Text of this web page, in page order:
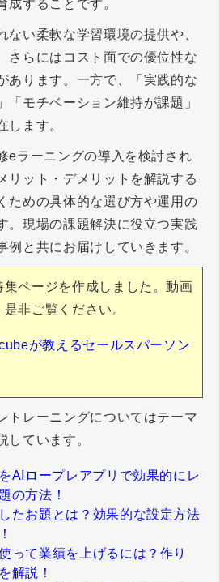
成することです。
ない柔軟な学習環境の提供や、
さらにはコスト面での優位性な
あります。一方で、「実践的な
「モチベーション維持が課題」
します。
eラーニングの導入を検討され
リット・デメリットを解説する
ための具体的な選び方や運用の
。現場の課題解決に役立つ実践
例と共にお届けしていきます。
ページを作成しました。動画
非ご覧ください。
が教えるセールスパーソン
トレーニングについてはテーマ
しています。
AIロープレアプリで効果的にレ
の方法！
たお題とは？効果的な設定方法
って業績を上げるには？作り
解説！